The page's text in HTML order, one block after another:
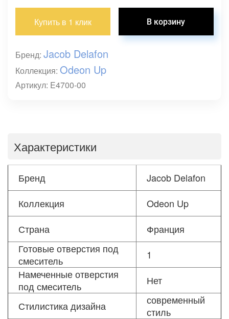
Купить в 1 клик
Бренд: Jacob Delafon
Коллекция: Odeon Up
Артикул: E4700-00
Характеристики
Бренд
Jacob Delafon
Коллекция
Odeon Up
Страна
Франция
Готовые отверстия под
смеситель
1
Намеченные отверстия
под смеситель
Нет
Стилистика дизайна
современный
стиль